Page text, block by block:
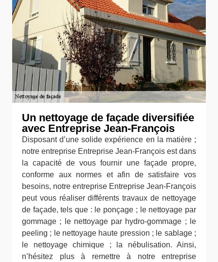
Un nettoyage de façade diversifiée
avec Entreprise Jean-François
Disposant d’une solide expérience en la matière ;
notre entreprise Entreprise Jean-François est dans
la capacité de vous fournir une façade propre,
conforme aux normes et afin de satisfaire vos
besoins, notre entreprise Entreprise Jean-François
peut vous réaliser différents travaux de nettoyage
de façade, tels que : le ponçage ; le nettoyage par
gommage ; le nettoyage par hydro-gommage ; le
peeling ; le nettoyage haute pression ; le sablage ;
le nettoyage chimique ; la nébulisation. Ainsi,
n’hésitez plus à remettre à notre entreprise